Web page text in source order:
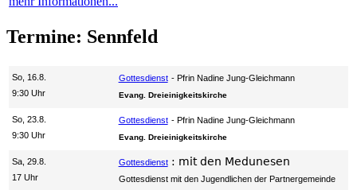
Termine: Sennfeld
So, 16.8.
9:30 Uhr
Gottesdienst Pfrin Nadine Jung-Gleichmann
Evang. Dreieinigkeitskirche
So, 23.8.
9:30 Uhr
Gottesdienst Pfrin Nadine Jung-Gleichmann
Evang. Dreieinigkeitskirche
Sa, 29.8.
17 Uhr
Gottesdienst: mit den Medunesen
Gottesdienst mit den Jugendlichen der Partnergemeinde